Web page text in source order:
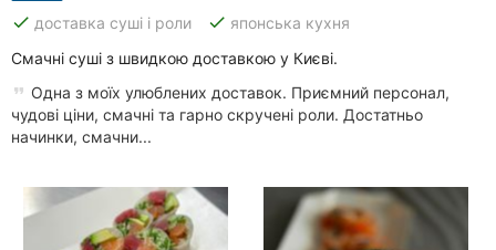
done доставка суші і роли done японська кухня
Смачні суші з швидкою доставкою у Києві.
Одна з моїх улюблених доставок. Приємний персонал,
чудові ціни, смачні та гарно скручені роли. Достатньо
начинки, смачни...